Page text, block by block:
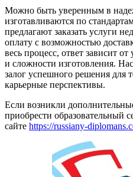
Можно быть уверенным в
изготавливаются по
предлагают заказать услуги
оплату с возможностью
весь процесс, ответ зависит
и сложности изготовления.
залог успешного решения для
карьерные перспективы.
Если возникли
приобрести образовательный
сайте https://russiany-